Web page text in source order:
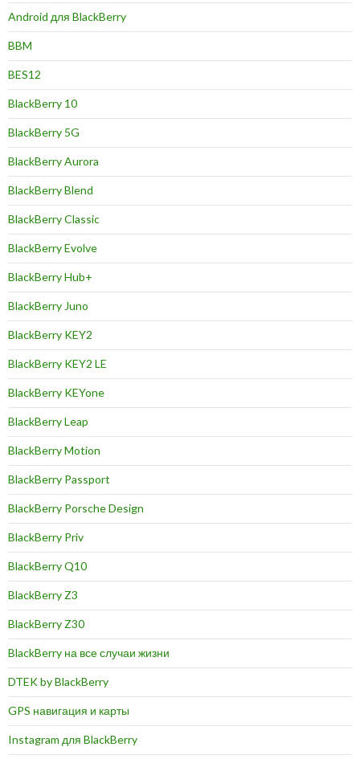
Android для BlackBerry
BBM
BES12
BlackBerry 10
BlackBerry 5G
BlackBerry Aurora
BlackBerry Blend
BlackBerry Classic
BlackBerry Evolve
BlackBerry Hub+
BlackBerry Juno
BlackBerry KEY2
BlackBerry KEY2 LE
BlackBerry KEYone
BlackBerry Leap
BlackBerry Motion
BlackBerry Passport
BlackBerry Porsche Design
BlackBerry Priv
BlackBerry Q10
BlackBerry Z3
BlackBerry Z30
BlackBerry на все случаи жизни
DTEK by BlackBerry
GPS навигация и карты
Instagram для BlackBerry